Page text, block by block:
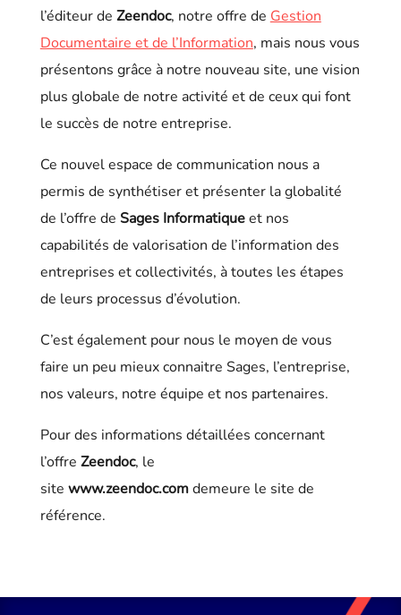
l’éditeur de Zeendoc, notre offre de Gestion
Documentaire et de l’Information, mais nous vous
présentons grâce à notre nouveau site, une vision
plus globale de notre activité et de ceux qui font
le succès de notre entreprise.
Ce nouvel espace de communication nous a
permis de synthétiser et présenter la globalité
de l’offre de Sages Informatiqueet nos
capabilités de valorisation de l’information des
entreprises et collectivités, à toutes les étapes
de leurs processus d’évolution.
C’est également pour nous le moyen de vous
faire un peu mieux connaitre Sages, l’entreprise,
nos valeurs, notre équipe et nos partenaires.
Pour des informations détaillées concernant
l’offre Zeendoc, le
site www.zeendoc.comdemeure le site de
référence.